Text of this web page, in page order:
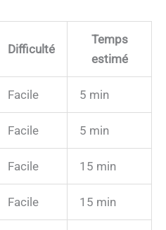
Difficulté
Temps
estimé
Facile 5 min
Facile 5 min
Facile 15 min
Facile 15 min